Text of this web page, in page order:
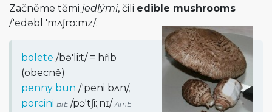
Začněme těmi jedlými, čili edible mushrooms
/'edəbl 'mʌʃrʊ:mz/:
bolete /bə'li:t/= hřib
(obecně)
penny bun /'peni bʌn/,
porcini BrE /pɔ'tʃi:ˌnɪ/ AmE